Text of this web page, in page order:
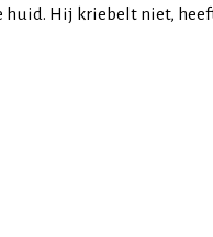
Hij kriebelt niet,